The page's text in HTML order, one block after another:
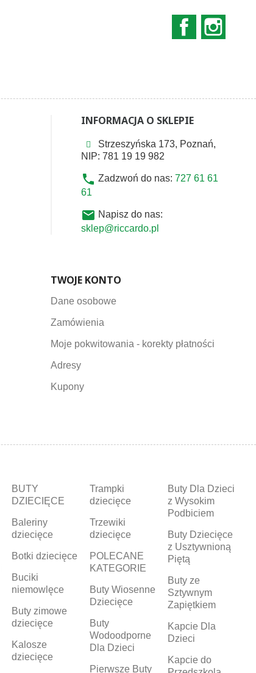
Facebook
INFORMACJA O SKLEPIE
Strzeszyńska 173, Poznań,
NIP: 781 19 19 982
phone Zadzwoń do nas: 727 61 61
61
email Napisz do nas:
sklep@riccardo.pl
TWOJE KONTO
Dane osobowe
Zamówienia
Moje pokwitowania - korekty płatności
Adresy
Kupony
BUTY
DZIECIĘCE
Baleriny
dziecięce
Botki dziecięce
Buciki
niemowlęce
Buty zimowe
dziecięce
Kalosze
dziecięce
Trampki
dziecięce
Trzewiki
dziecięce
POLECANE
KATEGORIE
Buty Wiosenne
Dziecięce
Buty
Wodoodporne
Dla Dzieci
Pierwsze Buty
Buty Dla Dzieci
z Wysokim
Podbiciem
Buty Dziecięce
z Usztywnioną
Piętą
Buty ze
Sztywnym
Zapiętkiem
Kapcie Dla
Dzieci
Kapcie do